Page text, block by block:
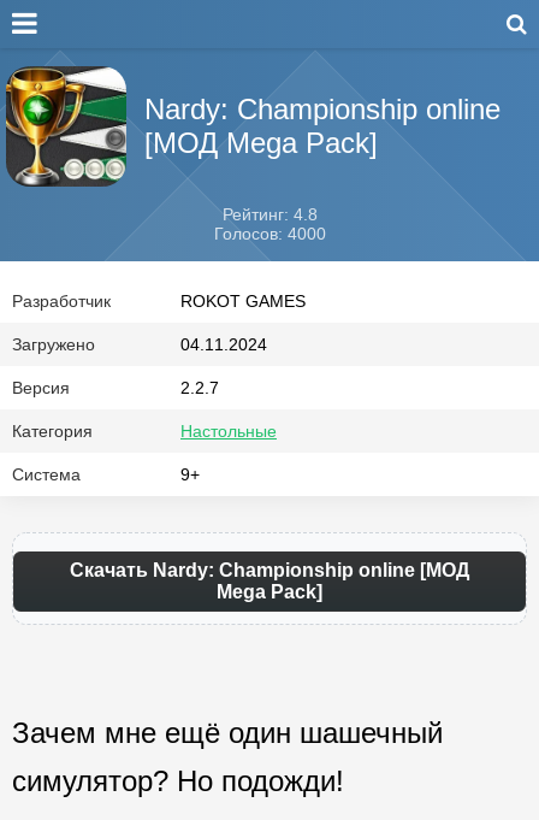
Nardy: Championship online
[МОД Mega Pack]
Рейтинг: 4.8
Голосов: 4000
Разработчик ROKOT GAMES
Загружено 04.11.2024
Версия 2.2.7
Категория Настольные
Система 9+
Скачать Nardy: Championship online [МОД
Mega Pack]
Зачем мне ещё один шашечный
симулятор? Но подожди!